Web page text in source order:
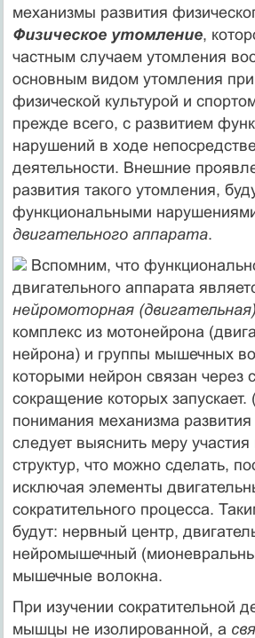
механизмы развития
Физическое утомление,
частным случаем утомления
основным видом утомления при
физической культурой и
прежде всего, с развитием
нарушений в ходе
деятельности. Внешние
развития такого утомления,
функциональными
двигательного аппарата.
Вспомним, что
двигательного аппарата
нейромоторная
комплекс из мотонейрона
нейрона) и группы мышечных
которыми нейрон связан через
сокращение которых
понимания механизма
следует выяснить меру участия
структур, что можно сделать,
исключая элементы
сократительного процесса.
будут: нервный центр,
нейромышечный
мышечные волокна.
При изучении сократительной
мышцы не изолированной, а